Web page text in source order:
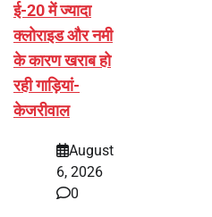
ई-20 में ज्यादा
क्लोराइड और नमी
के कारण खराब हो
रही गाड़ियां-
केजरीवाल
August
6, 2026
0